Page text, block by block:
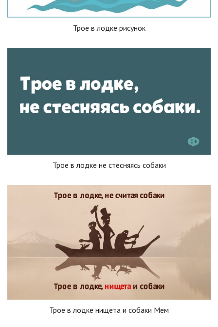
Трое в лодке рисунок
Трое в лодке не стесняясь собаки
Трое в лодке нищета и собаки Мем